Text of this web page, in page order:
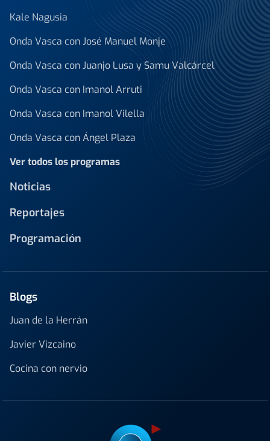
Kale Nagusia
Onda Vasca con José Manuel Monje
Onda Vasca con Juanjo Lusa y Samu Valcárcel
Onda Vasca con Imanol Arruti
Onda Vasca con Imanol Vilella
Onda Vasca con Ángel Plaza
Ver todos los programas
Noticias
Reportajes
Programación
Blogs
Juan de la Herrán
Javier Vizcaino
Cocina con nervio